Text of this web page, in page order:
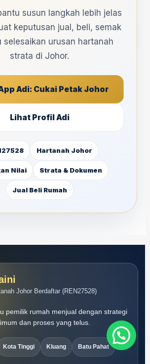
susun langkah lebih jelas
keputusan jual, beli, semak
selesaikan urusan hartanah
strata di Johor.
Adi: Cukai Petak Johor
Lihat Profil Adi
Hartanah Johor
Nilai Strata & Dokumen
Jual Beli Rumah
Johor Berdaftar (REN27528)
pemilik rumah menjual dengan strategi
dan proses yang telus.
Kota Tinggi Kluang Batu Pahat